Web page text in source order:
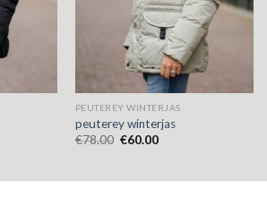
PEUTEREY WINTERJAS
peuterey winterjas
€78.00 €60.00